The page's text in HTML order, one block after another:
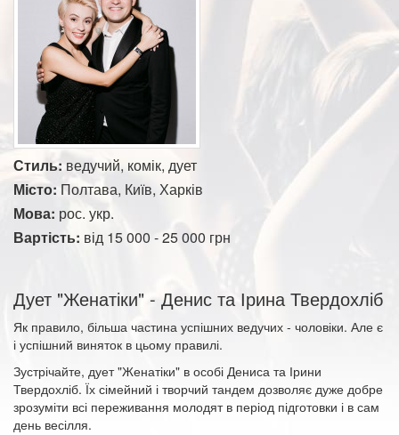
Стиль: ведучий, комік, дует
Місто: Полтава, Київ, Харків
Мова: рос. укр.
Вартість: від 15 000 - 25 000 грн
Дует "Женатіки" - Денис та Ірина Твердохліб
Як правило, більша частина успішних ведучих - чоловіки. Але є
і успішний виняток в цьому правилі.
Зустрічайте, дует "Женатіки" в особі Дениса та Ірини
Твердохліб. Їх сімейний і творчий тандем дозволяє дуже добре
зрозуміти всі переживання молодят в період підготовки і в сам
день весілля.